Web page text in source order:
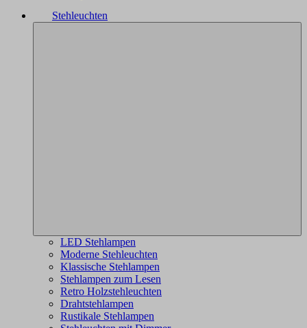
Stehleuchten
LED Stehlampen
Moderne Stehleuchten
Klassische Stehlampen
Stehlampen zum Lesen
Retro Holzstehleuchten
Drahtstehlampen
Rustikale Stehlampen